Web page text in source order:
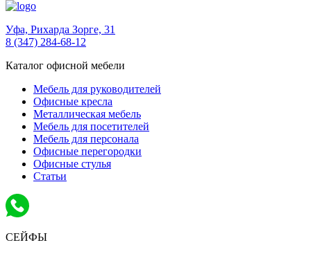
Уфа, Рихарда Зорге, 31
8 (347) 284-68-12
Каталог офисной мебели
Мебель для руководителей
Офисные кресла
Металлическая мебель
Мебель для посетителей
Мебель для персонала
Офисные перегородки
Офисные стулья
Статьи
СЕЙФЫ